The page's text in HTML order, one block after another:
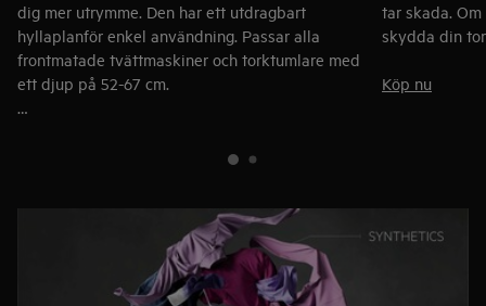
dig mer utrymme. Den har ett utdragbart
hyllaplanför enkel användning. Passar alla
frontmatade tvättmaskiner och torktumlare med
ett djup på 52-67 cm.
tar skada.
skydda din
Köp nu